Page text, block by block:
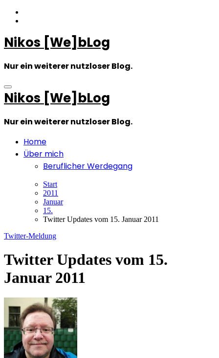
Zum
Inhalt
Nikos [We]bLog
Nur ein weiterer nutzloser Blog.
Nikos [We]bLog
Nur ein weiterer nutzloser Blog.
Home
Über mich
Beruflicher Werdegang
Start
2011
Januar
15.
Twitter Updates vom 15. Januar 2011
Twitter-Meldung
Twitter Updates vom 15.
Januar 2011